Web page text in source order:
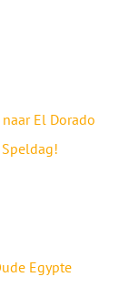
El Dorado
Egypte